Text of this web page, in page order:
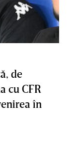
de
cu CFR
în